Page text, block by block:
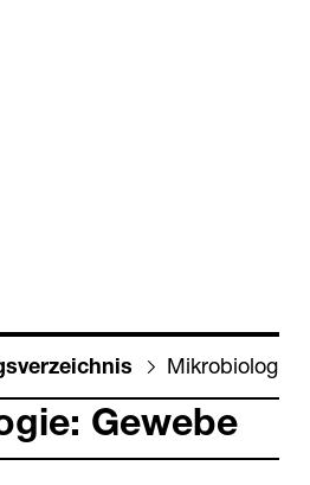
Mikro­bio­lo­gie:
Gewebe